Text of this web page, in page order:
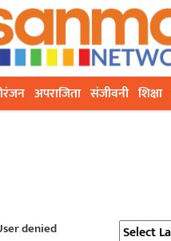
अपराजिता संजीवनी शिक्षा
denied